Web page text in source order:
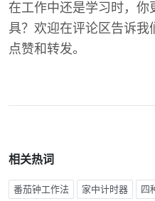
在工作中还是学习时，你
具？欢迎在评论区告诉我
点赞和转发。
相关热词
番茄钟工作法 家中计时器 四